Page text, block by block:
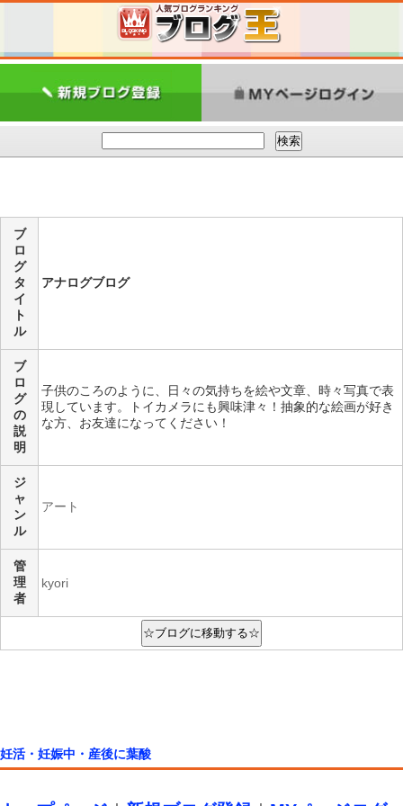
ブ
ロ
グ
タ
イ
ト
ル
アナログブログ
ブ
ロ
グ
の
説
明
子供のころのように、日々の気持ちを絵や文章、時々写真で表
現しています。トイカメラにも興味津々！抽象的な絵画が好き
な方、お友達になってください！
ジ
ャ
ン
ル
アート
管
理
者
kyori
妊活・妊娠中・産後に葉酸